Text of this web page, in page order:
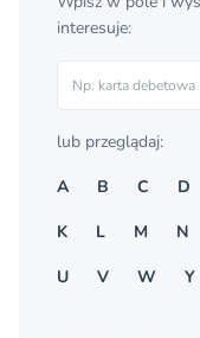
interesuje:
lub przeglądaj:
A
B C D
K
L M N
U
V W Y